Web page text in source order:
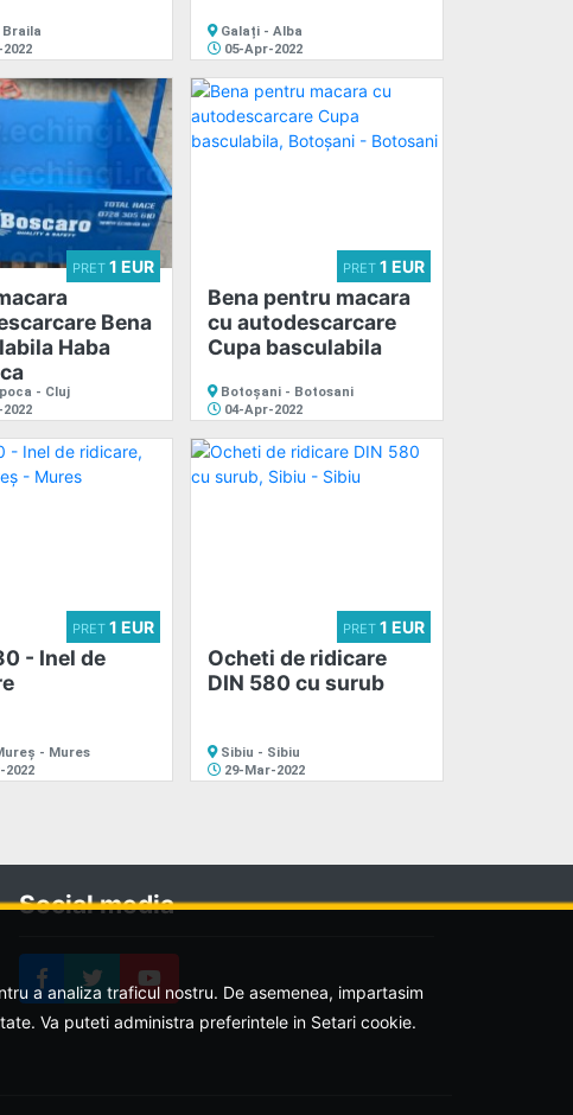
Galați - Alba
05-Apr-2022
Bena
Haba
PRET 1 EUR
- Cluj
Bena pentru macara
cu autodescarcare
Cupa basculabila
PRET 1 EUR
Botoșani - Botosani
04-Apr-2022
- Inel de
PRET 1 EUR
- Mures
2022
Ocheti de ridicare
DIN 580 cu surub
PRET 1 EUR
Sibiu - Sibiu
29-Mar-2022
Social media
a analiza traficul nostru. De asemenea, impartasim
Va puteti administra preferintele in Setari cookie.